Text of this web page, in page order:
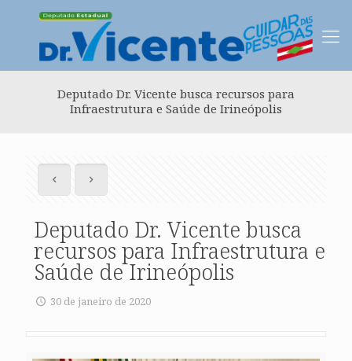
Deputado Dr. Vicente busca recursos para
Infraestrutura e Saúde de Irineópolis
Deputado Dr. Vicente busca
recursos para Infraestrutura e
Saúde de Irineópolis
30 de janeiro de 2020